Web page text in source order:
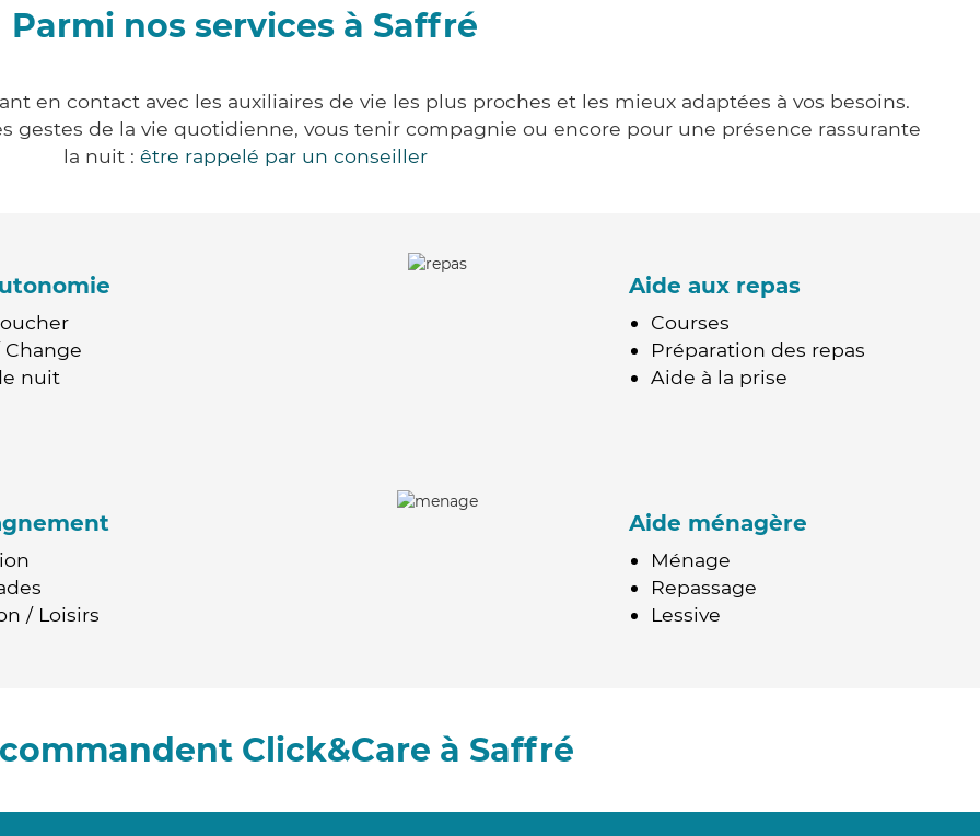
Parmi nos services à Saffré
en contact avec les auxiliaires de vie les plus proches et les mieux adaptées à vos besoins.
gestes de la vie quotidienne, vous tenir compagnie ou encore pour une présence rassurante
la nuit : être rappelé par un conseiller
nuit
Aide aux repas
Courses
Préparation des repas
Aide à la prise
/ Loisirs
Aide ménagère
Ménage
Repassage
Lessive
Click&Care à Saffré